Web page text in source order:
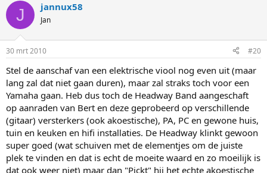
J jannux58
Jan
30 mrt 2010 #20
Stel de aanschaf van een elektrische viool nog even uit (maar
lang zal dat niet gaan duren), maar zal straks toch voor een
Yamaha gaan. Heb dus toch de Headway Band aangeschaft
op aanraden van Bert en deze geprobeerd op verschillende
(gitaar) versterkers (ook akoestische), PA, PC en gewone huis,
tuin en keuken en hifi installaties. De Headway klinkt gewoon
super goed (wat schuiven met de elementjes om de juiste
plek te vinden en dat is echt de moeite waard en zo moeilijk is
dat ook weer niet) maar dan "Pickt" hij het echte akoestische